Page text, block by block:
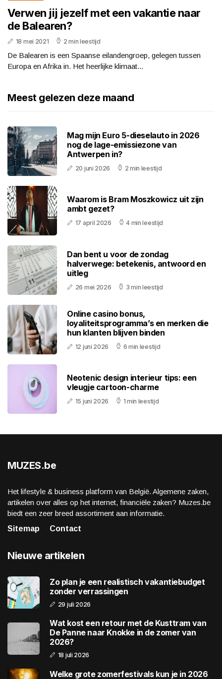
Verwen jij jezelf met een vakantie naar
de Balearen?
18 mei 2021 2 min leestijd
De Balearen is een Spaanse eilandengroep, gelegen tussen
Europa en Afrika in. Het heerlijke klimaat...
Meest gelezen deze maand
Mag mijn Euro 5-dieselauto in 2026
nog de lage-emissiezone van
Antwerpen in?
20 juni 2026 2 min leestijd
Waarom is Bram Moszkowicz uit zijn
ambt gezet?
17 april 2026 4 min leestijd
Dan bent u voor de zondag
halverwege: betekenis, antwoord en
uitleg
26 mei 2026 3 min leestijd
Online casino bonus,
loyaliteitsprogramma’s en merken die
hun klanten blijven binden
12 juni 2026 6 min leestijd
Neotenic design interieur tips: een
vleugje cartoon-charme
15 juni 2026 1 min leestijd
MUZES.be
Het lifestyle & business platform van België. Algemene zaken,
artikelen over alles op het internet, financiële zaken? Muzes.be
biedt een zeer breed assortiment aan informatie.
Sitemap
Contact
Nieuwe artikelen
Zo plan je een realistisch vakantiebudget
zonder verrassingen
29 juli 2026
Wat kost een retour met de Kusttram van
De Panne naar Knokke in de zomer van
2026?
18 juli 2026
Welke grote zomerfestivals kun je in 2026